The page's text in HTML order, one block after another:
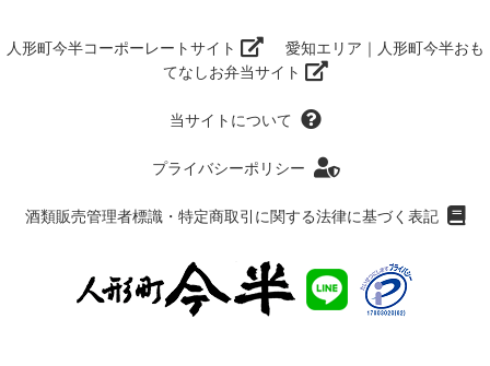
人形町今半コーポーレートサイト
愛知エリア｜人形町今半おも
てなしお弁当サイト
当サイトについて
プライバシーポリシー
酒類販売管理者標識・特定商取引に関する法律に基づく表記